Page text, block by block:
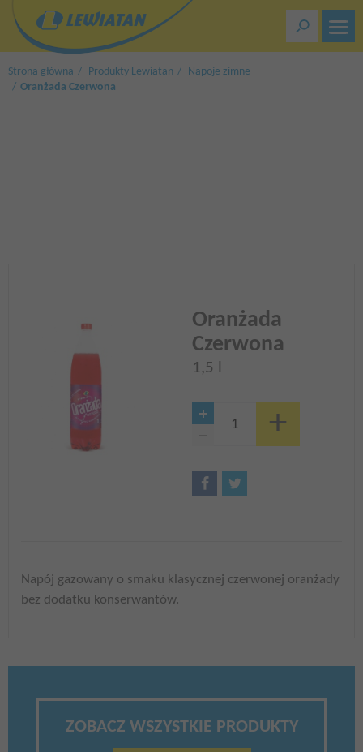
treści
Strona główna Produkty Lewiatan
Napoje zimne
Oranżada Czerwona
Oranżada
Czerwona
1,5 l
Napój gazowany o smaku klasycznej czerwonej oranżady
bez dodatku konserwantów.
ZOBACZ WSZYSTKIE PRODUKTY